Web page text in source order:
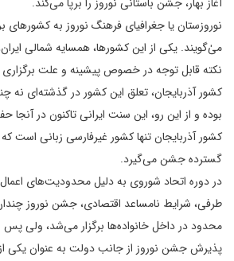
آغاز بهار، جشن باستانی نوروز را برپا می‌کند.
نوروزستان یا جغرافیای فرهنگ نوروز به کشورهای
می‌ٰگویند. یکی از این کشورها، همسایه شمالی
نکته قابل توجه در خصوص پیشینه و علت
کشور آذربایجان، تعلق این کشور در گذشته‌ای نه
بوده و از این رو، این سنت ایرانی تاکنون در
کشور آذربایجان تنها کشور غیرفارسی زبانی است
گسترده جشن می‌گیرد.
در دوره اتحاد شوروی به دلیل محدودیت‌های
طرفی، شرایط نامساعد اقتصادی، جشن‌ نوروز
محدود در داخل خانواده‌ها برگزار می‌شد، ولی پس
پذیرش جشن نوروز از جانب دولت به‌ عنوان یکی از